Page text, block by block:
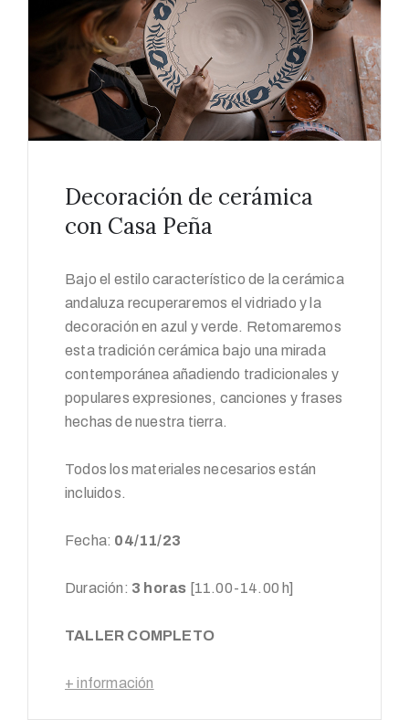
Decoración de cerámica
con Casa Peña
Bajo el estilo característico de la cerámica
andaluza recuperaremos el vidriado y la
decoración en azul y verde. Retomaremos
esta tradición cerámica bajo una mirada
contemporánea añadiendo tradicionales y
populares expresiones, canciones y frases
hechas de nuestra tierra.
Todos los materiales necesarios están
incluidos.
Fecha: 04/11/23
Duración: 3 horas [11.00-14.00 h]
TALLER COMPLETO
+ información